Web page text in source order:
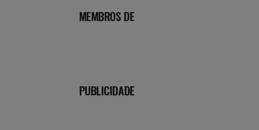
MEMBROS DE
PUBLICIDADE